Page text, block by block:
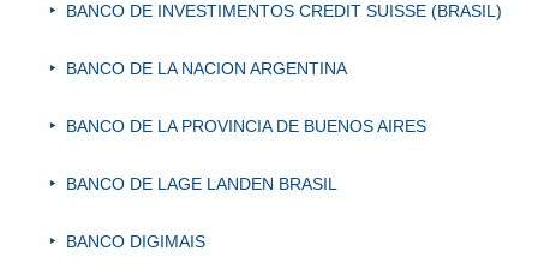
BANCO DE INVESTIMENTOS CREDIT SUISSE (BRASIL)
BANCO DE LA NACION ARGENTINA
BANCO DE LA PROVINCIA DE BUENOS AIRES
BANCO DE LAGE LANDEN BRASIL
BANCO DIGIMAIS